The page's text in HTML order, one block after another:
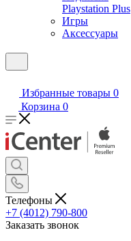
Playstation Plus
Игры
Аксессуары
Избранные товары 0
Корзина 0
Телефоны
+7 (4012) 790-800
Заказать звонок